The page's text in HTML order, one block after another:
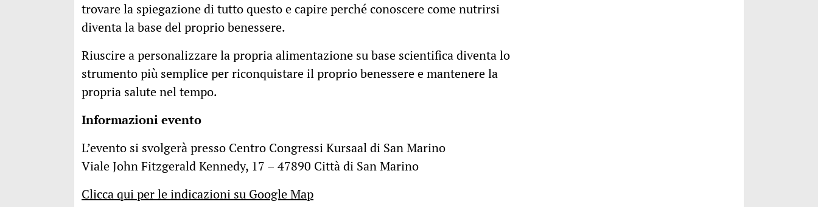
trovare la spiegazione di tutto questo e capire perché conoscere come nutrirsi
diventa la base del proprio benessere.
Riuscire a personalizzare la propria alimentazione su base scientifica diventa lo
strumento più semplice per riconquistare il proprio benessere e mantenere la
propria salute nel tempo.
Informazioni evento
L’evento si svolgerà presso Centro Congressi Kursaal di San Marino
Viale John Fitzgerald Kennedy, 17 – 47890 Città di San Marino
Clicca qui per le indicazioni su Google Map